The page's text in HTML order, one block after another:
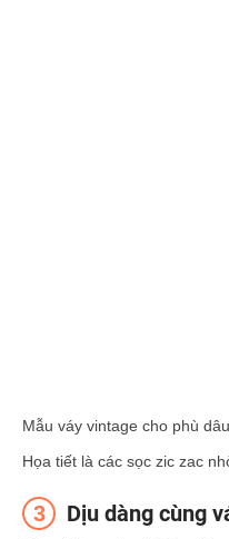
Mẫu váy vintage cho phù
Họa tiết là các sọc zic zac
Dịu dàng cùng